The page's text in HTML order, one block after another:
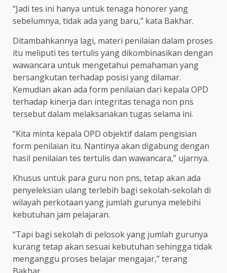
“Jadi tes ini hanya untuk tenaga honorer yang
sebelumnya, tidak ada yang baru,” kata Bakhar.
Ditambahkannya lagi, materi penilaian dalam proses
itu meliputi tes tertulis yang dikombinasikan dengan
wawancara untuk mengetahui pemahaman yang
bersangkutan terhadap posisi yang dilamar.
Kemudian akan ada form penilaian dari kepala OPD
terhadap kinerja dan integritas tenaga non pns
tersebut dalam melaksanakan tugas selama ini.
“Kita minta kepala OPD objektif dalam pengisian
form penilaian itu. Nantinya akan digabung dengan
hasil penilaian tes tertulis dan wawancara,” ujarnya.
Khusus untuk para guru non pns, tetap akan ada
penyeleksian ulang terlebih bagi sekolah-sekolah di
wilayah perkotaan yang jumlah gurunya melebihi
kebutuhan jam pelajaran.
“Tapi bagi sekolah di pelosok yang jumlah gurunya
kurang tetap akan sesuai kebutuhan sehingga tidak
menganggu proses belajar mengajar,” terang